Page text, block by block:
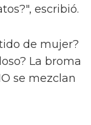
escribió.
de mujer?
La broma
se mezclan